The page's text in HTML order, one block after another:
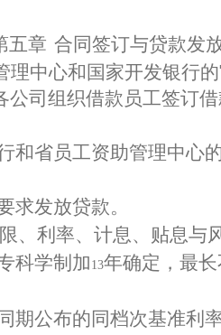
五章 合同签订与贷款发
中心和国家开发银行
司组织借款员工签订
和省员工资助管理中心
发放贷款。
、利率、计息、贴息与
科学制加13年确定，最
期公布的同档次基准利